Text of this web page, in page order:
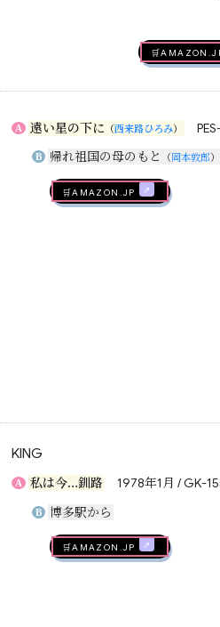
A 遠い星の下に （西来路ひろみ）
B 帰れ祖国の母のもと （岡本敦郎）
🛒AMAZON.jp
KING
A 私は今…釧路 1978年1月 / GK-
B 博多駅から
🛒AMAZON.jp